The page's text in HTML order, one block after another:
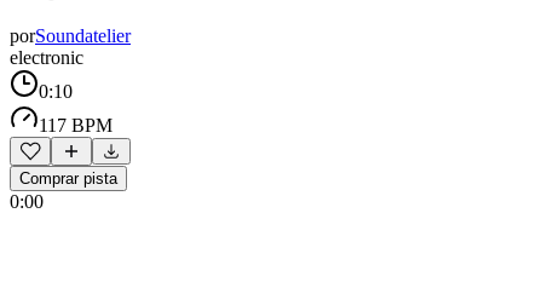
porSoundatelier
electronic
0:10
117 BPM
Comprar pista
0:00